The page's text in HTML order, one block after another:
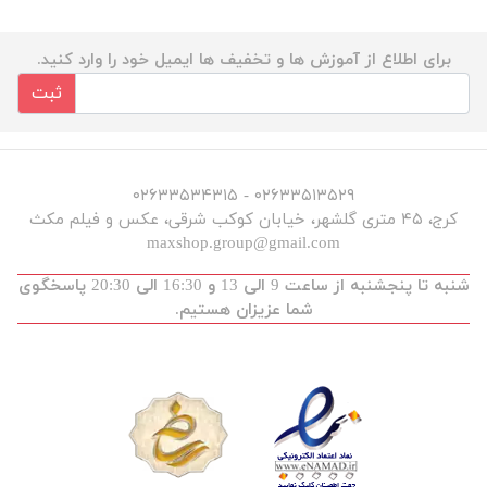
برای اطلاع از آموزش ها و تخفیف ها ایمیل خود را وارد کنید.
ثبت
۰۲۶۳۳۵۱۳۵۲۹ - ۰۲۶۳۳۵۳۴۳۱۵
کرج، ۴۵ متری گلشهر، خیابان کوکب شرقی، عکس و فیلم مکث
maxshop.group@gmail.com
شنبه تا پنجشنبه از ساعت 9 الی 13 و 16:30 الی 20:30 پاسخگوی
شما عزیزان هستیم.